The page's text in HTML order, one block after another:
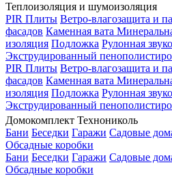
Теплоизоляция и шумоизоляция
PIR Плиты Ветро-влагозащита и
фасадов Каменная вата
изоляция Подложка Рулонная
Экструдированный
PIR Плиты Ветро-влагозащита и
фасадов Каменная вата
изоляция Подложка Рулонная
Экструдированный
Домокомплект Технониколь
Бани Беседки Гаражи Садовые
Обсадные коробки
Бани Беседки Гаражи Садовые
Обсадные коробки